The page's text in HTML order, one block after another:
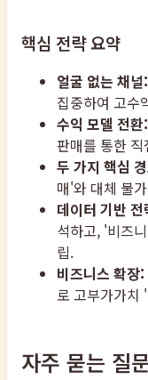
핵심 전략 요약
얼굴 없는 채널:
집중하여 고수
수익 모델 전환:
판매를 통한
두 가지 핵심
매'와 대체 불
데이터 기반 전
석하고, '비즈
립.
비즈니스 확장:
로 고부가가치
자주 묻는 질